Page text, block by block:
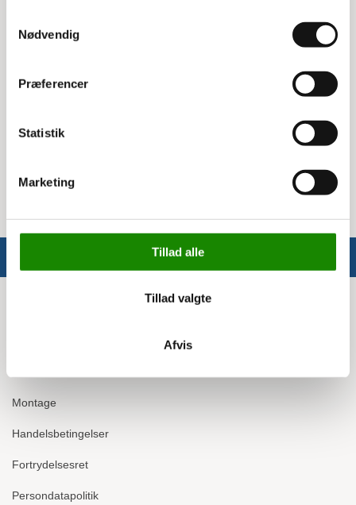
Nødvendig
Præferencer
Statistik
Marketing
Tillad alle
Tillad valgte
Afvis
har en kapacitet på 2000 kg og en platform, der måler 80
x 130 cm.
Vandring: 82 cm
Montage
Handelsbetingelser
Fortrydelsesret
Persondatapolitik